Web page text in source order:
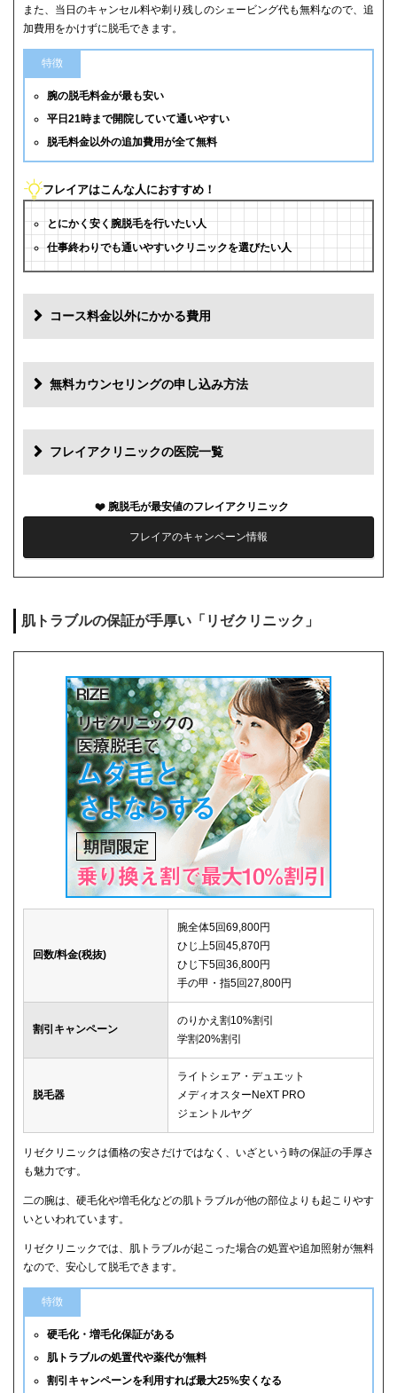
また、当日のキャンセル料や剃り残しのシェービング代も無料なので、追
加費用をかけずに脱毛できます。
特徴
腕の脱毛料金が最も安い
平日21時まで開院していて通いやすい
脱毛料金以外の追加費用が全て無料
フレイアはこんな人におすすめ！
とにかく安く腕脱毛を行いたい人
仕事終わりでも通いやすいクリニックを選びたい人
コース料金以外にかかる費用
初診料 0円
再診料
薬代 0円
シェービング代 0円
キャンセル料 1回まで0円
無料カウンセリングの申し込み方法
フレイアクリニックの医院一覧
腕脱毛が最安値のフレイアクリニック
フレイアのキャンペーン情報
肌トラブルの保証が手厚い「リゼクリニック」
回数/料金(税抜)
腕全体5回69,800円
ひじ上5回45,870円
ひじ下5回36,800円
手の甲・指5回27,800円
割引キャンペーン
のりかえ割10%割引
学割20%割引
脱毛器
ライトシェア・デュエット
メディオスターNeXT PRO
ジェントルヤグ
リゼクリニックは価格の安さだけではなく、いざという時の保証の手厚さ
も魅力です。
二の腕は、硬毛化や増毛化などの肌トラブルが他の部位よりも起こりやす
いといわれています。
リゼクリニックでは、肌トラブルが起こった場合の処置や追加照射が無料
なので、安心して脱毛できます。
特徴
硬毛化・増毛化保証がある
肌トラブルの処置代や薬代が無料
割引キャンペーンを利用すれば最大25%安くなる